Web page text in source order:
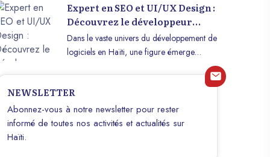
riche passé et de sa biodiversité
exceptionnelle. Voici une sélection de 7
lieux incontournables qui vous plongeront
au cœur de l’histoire, de la culture et de la
Expert en SEO et UI/UX Design :
Découvrez le développeur
Haïtien, Appolon Guy Alain
Dans le vaste univers du développement de
logiciels en Haïti, une figure émerge
Carrefour, passionné des nouvelles
technologies, Appolon s’est taillé une place
de choix dans le secteur grâce à son
NEWSLETTER
Abonnez-vous à notre newsletter pour rester
informé de toutes nos activités et actualités sur
Haïti.